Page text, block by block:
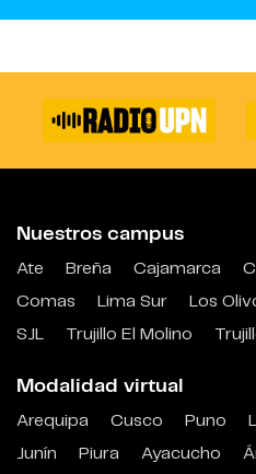
Nuestros campus
Ate Breña Cajamarca
Comas
Lima Sur
Los
SJL
Trujillo El Molino
Modalidad virtual
Arequipa Cusco Puno
Junín
Piura Ayacucho